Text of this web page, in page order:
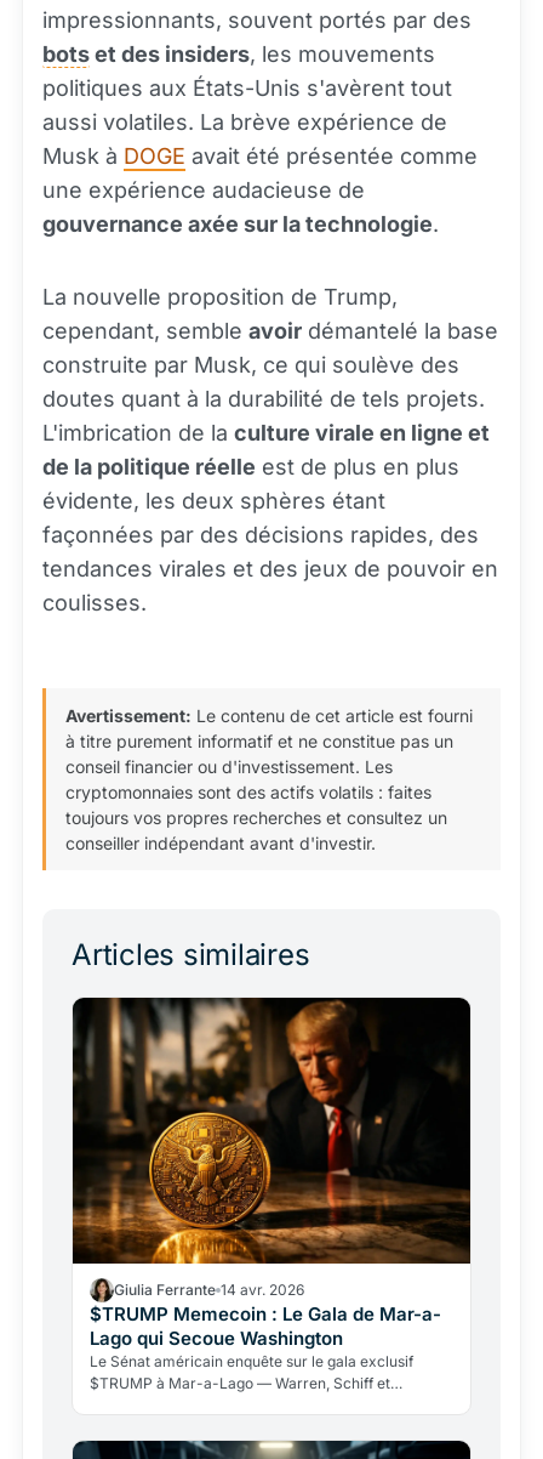
impressionnants, souvent portés par des
botset des insiders, les mouvements
politiques aux États-Unis s'avèrent tout
aussi volatiles. La brève expérience de
Musk à DOGE avait été présentée comme
une expérience audacieuse de
gouvernance axée sur la technologie.
La nouvelle proposition de Trump,
cependant, semble avoir démantelé la base
construite par Musk, ce qui soulève des
doutes quant à la durabilité de tels projets.
L'imbrication de la culture virale en ligne et
de la politique réelle est de plus en plus
évidente, les deux sphères étant
façonnées par des décisions rapides, des
tendances virales et des jeux de pouvoir en
coulisses.
Avertissement: Le contenu de cet article est fourni
à titre purement informatif et ne constitue pas un
conseil financier ou d'investissement. Les
cryptomonnaies sont des actifs volatils : faites
toujours vos propres recherches et consultez un
conseiller indépendant avant d'investir.
Articles similaires
Giulia Ferrante 14 avr. 2026
$TRUMP Memecoin : Le Gala de Mar-a-
Lago qui Secoue Washington
Le Sénat américain enquête sur le gala exclusif
$TRUMP à Mar-a-Lago — Warren, Schiff et
% depuis son sommet.